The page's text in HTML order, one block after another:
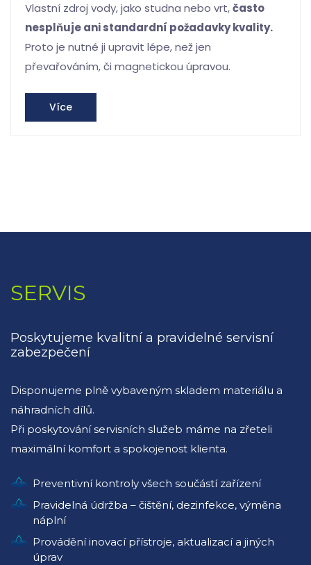
Vlastní zdroj vody, jako studna nebo vrt,často
nesplňuje ani standardní požadavky kvality.
Proto je nutné ji upravit lépe, než jen
převařováním, či magnetickou úpravou.
Více
SERVIS
Poskytujeme kvalitní a pravidelné servisní
zabezpečení
Disponujeme plně vybaveným skladem materiálu a
náhradních dílů.
Při poskytování servisních služeb máme na zřeteli
maximální komfort a spokojenost klienta.
Preventivní kontroly všech součástí zařízení
Pravidelná údržba – čištění, dezinfekce, výměna
náplní
Provádění inovací přístroje, aktualizací a jiných
úprav